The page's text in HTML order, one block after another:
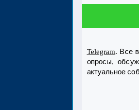
Telegram. Все
опросы,
актуальное